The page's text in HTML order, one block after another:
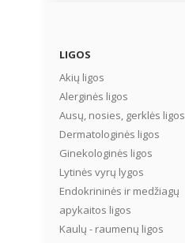
LIGOS
Akių ligos
Alerginės ligos
Ausų, nosies, gerklės ligos
Dermatologinės ligos
Ginekologinės ligos
Lytinės vyrų lygos
Endokrininės ir medžiagų
apykaitos ligos
Kaulų - raumenų ligos